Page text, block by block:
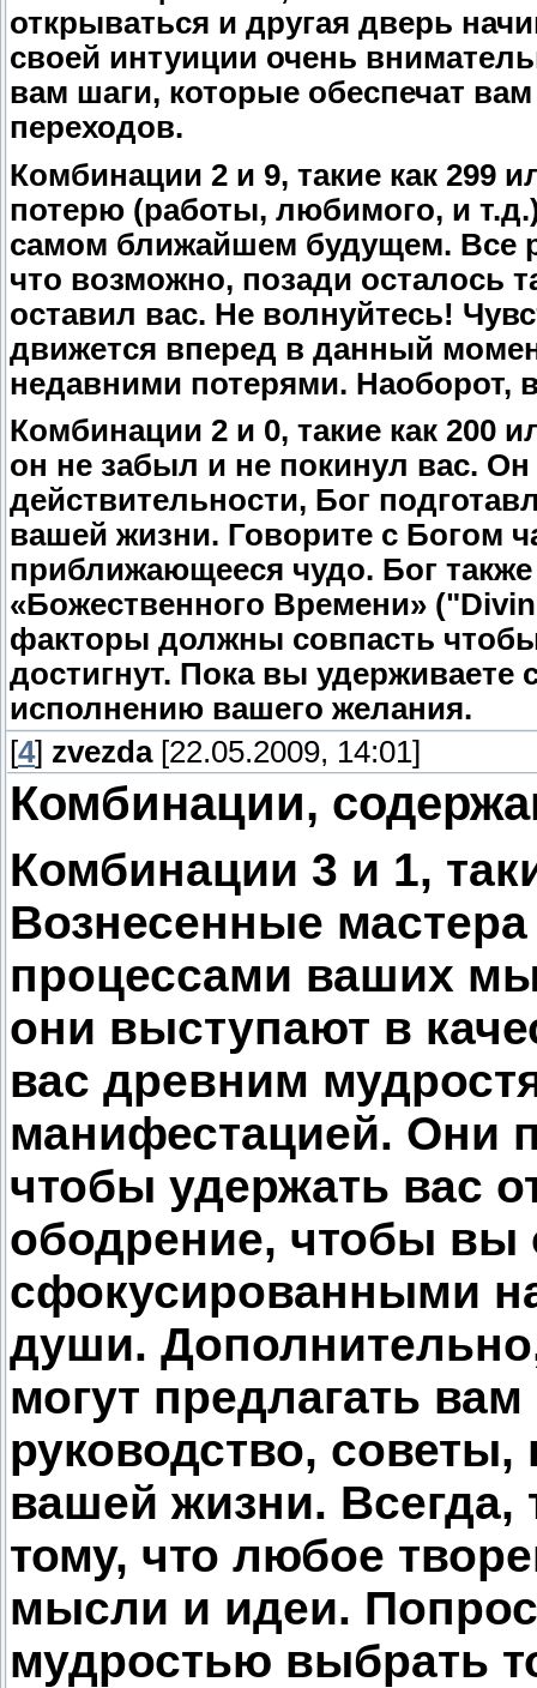
открываться и другая дверь
своей интуиции очень
вам шаги, которые обеспечат
переходов.
Комбинации 2 и 9, такие как 299
потерю (работы, любимого, и
самом ближайшем будущем. Все
что возможно, позади осталось
оставил вас. Не волнуйтесь!
движется вперед в данный
недавними потерями. Наоборот,
Комбинации 2 и 0, такие как 200
он не забыл и не покинул вас.
действительности, Бог
вашей жизни. Говорите с Богом
приближающееся чудо. Бог
«Божественного Времени»
факторы должны совпасть
достигнут. Пока вы удерживаете
исполнению вашего желания.
[4] zvezda[22.05.2009, 14:01]
Комбинации,
Комбинации 3 и 1,
Вознесенные
процессами ваших
они выступают в
вас древним
манифестацией. Они
чтобы удержать вас
ободрение, чтобы вы
сфокусированными
души.
могут предлагать
руководство,
вашей жизни. Всегда,
тому, что любое
мысли и идеи.
мудростью выбрать